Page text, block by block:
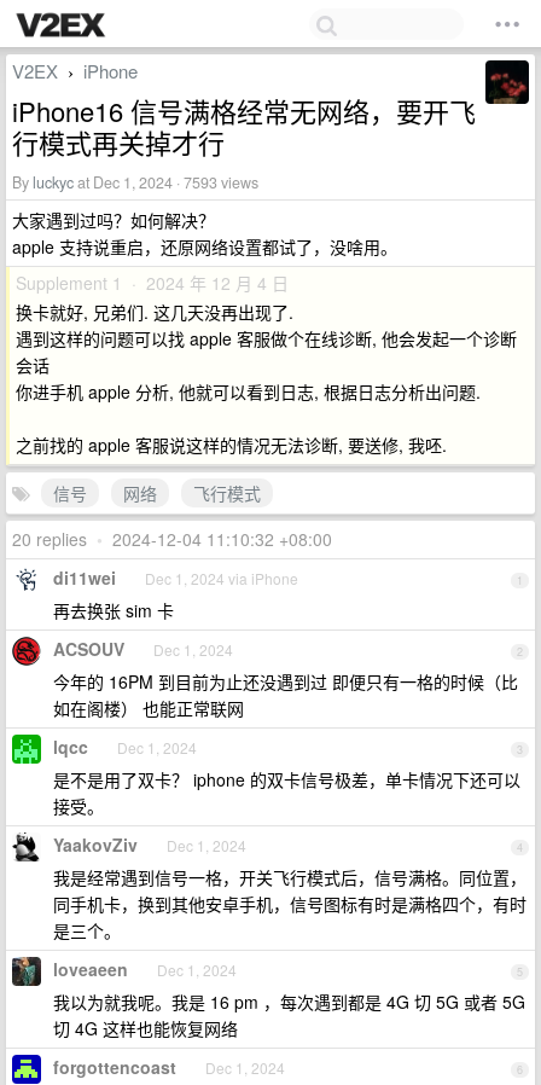
V2EX › iPhone
iPhone16 信号满格经常无网络，要开飞
行模式再关掉才行
By luckycat Dec 1, 2024 · 7593 views
大家遇到过吗？如何解决？
apple 支持说重启，还原网络设置都试了，没啥用。
Supplement 1 · 2024 年 12 月 4 日
换卡就好, 兄弟们. 这几天没再出现了.
遇到这样的问题可以找 apple 客服做个在线诊断, 他会发起一个诊断
会话
你进手机 apple 分析, 他就可以看到日志, 根据日志分析出问题.
之前找的 apple 客服说这样的情况无法诊断, 要送修, 我呸.
信号
网络
飞行模式
20 replies • 2024-12-04 11:10:32 +08:00
1
di11wei Dec 1, 2024 via iPhone
再去换张 sim 卡
2
ACSOUV Dec 1, 2024
今年的 16PM 到目前为止还没遇到过 即便只有一格的时候（比
如在阁楼） 也能正常联网
3
lqcc Dec 1, 2024
是不是用了双卡？ iphone 的双卡信号极差，单卡情况下还可以
接受。
4
YaakovZiv Dec 1, 2024
我是经常遇到信号一格，开关飞行模式后，信号满格。同位置，
同手机卡，换到其他安卓手机，信号图标有时是满格四个，有时
是三个。
5
loveaeen Dec 1, 2024
我以为就我呢。我是 16 pm ，每次遇到都是 4G 切 5G 或者 5G
切 4G 这样也能恢复网络
6
forgottencoast Dec 1, 2024